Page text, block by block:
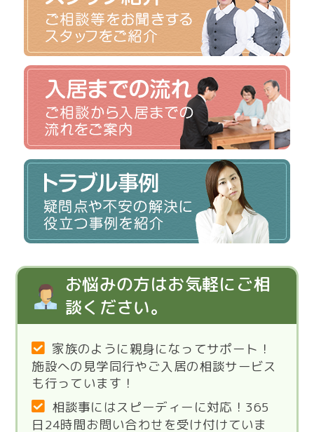
お悩みの方はお気軽にご相
談ください。
家族のように親身になってサポート！
施設への見学同行やご入居の相談サービス
も行っています！
相談事にはスピーディーに対応！365
日24時間お問い合わせを受け付けていま